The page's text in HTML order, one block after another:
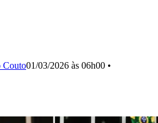
Couto01/03/2026 às 06h00 •